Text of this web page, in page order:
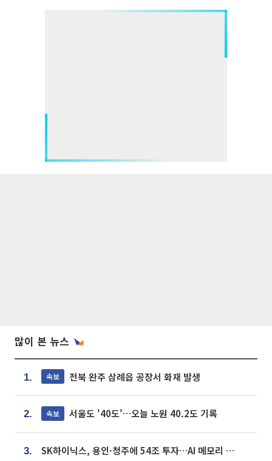
많이 본 뉴스
1. 속보 전북 완주 삼례읍 공장서 화재 발생
2. 속보 서울도 '40도'…오늘 노원 40.2도 기록
3. SK하이닉스, 용인·청주에 54조 투자…AI 메모리 생산기지 키운다